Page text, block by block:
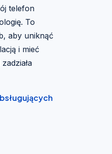
telefon
To
aby uniknąć
i mieć